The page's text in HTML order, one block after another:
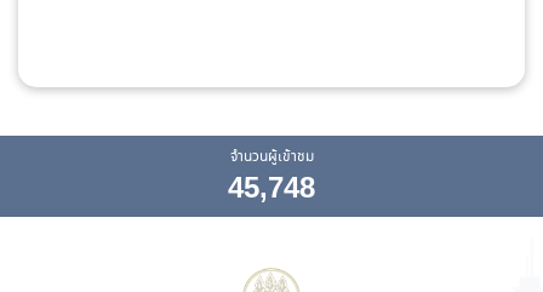
จำนวนผู้เข้าชม
45,748